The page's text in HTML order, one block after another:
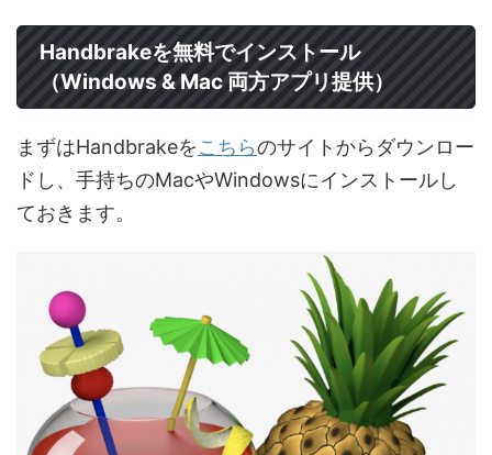
Handbrakeを無料でインストール
（Windows & Mac 両方アプリ提供）
まずはHandbrakeをこちらのサイトからダウンロー
ドし、手持ちのMacやWindowsにインストールし
ておきます。